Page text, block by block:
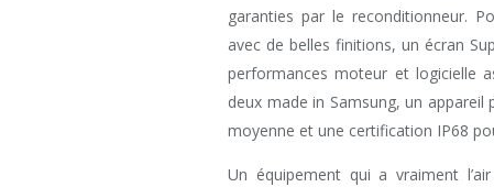
garanties par le reconditionneur.
avec de belles finitions, un écran
performances moteur et logicielle
deux made in Samsung, un
moyenne et une certification IP68
Un équipement qui a vraiment